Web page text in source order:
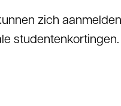
zich
studentenkortingen.